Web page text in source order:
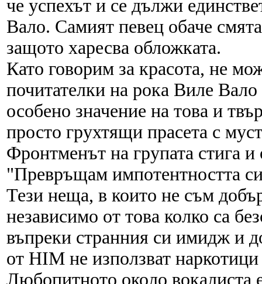
че успехът и се дължи
Вало. Самият певец обаче
защото харесва обложката.
Като говорим за красота, не
почитателки на рока Виле
особено значение на това и
просто грухтящи прасета с
Фронтменът на групата стига
"Превръщам импотентността
Тези неща, в които не съм
независимо от това колко са
въпреки странния си имидж и
от HIM не използват
Любопитното около вокалиста